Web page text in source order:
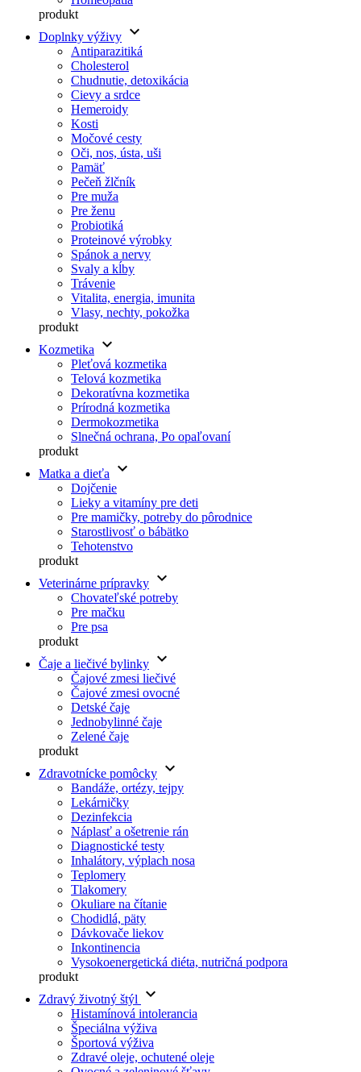
produkt
Doplnky výživy keyboard_arrow_down
Antiparazitiká
Cholesterol
Chudnutie, detoxikácia
Cievy a srdce
Hemeroidy
Kosti
Močové cesty
Oči, nos, ústa, uši
Pamäť
Pečeň žlčník
Pre muža
Pre ženu
Probiotiká
Proteinové výrobky
Spánok a nervy
Svaly a kĺby
Trávenie
Vitalita, energia, imunita
Vlasy, nechty, pokožka
produkt
Kozmetika
keyboard_arrow_down
Pleťová kozmetika
Telová kozmetika
Dekoratívna kozmetika
Prírodná kozmetika
Dermokozmetika
Slnečná ochrana, Po opaľovaní
produkt
Matka a dieťa
keyboard_arrow_down
Dojčenie
Lieky a vitamíny pre deti
Pre mamičky, potreby do pôrodnice
Starostlivosť o bábätko
Tehotenstvo
produkt
Veterinárne prípravky keyboard_arrow_down
Chovateľské potreby
Pre mačku
Pre psa
produkt
Čaje a liečivé bylinky keyboard_arrow_down
Čajové zmesi liečivé
Čajové zmesi ovocné
Detské čaje
Jednobylinné čaje
Zelené čaje
produkt
Zdravotnícke pomôcky keyboard_arrow_down
Bandáže, ortézy, tejpy
Lekárničky
Dezinfekcia
Náplasť a ošetrenie rán
Diagnostické testy
Inhalátory, výplach nosa
Teplomery
Tlakomery
Okuliare na čítanie
Chodidlá, päty
Dávkovače liekov
Inkontinencia
Vysokoenergetická diéta, nutričná podpora
produkt
Zdravý životný štýl
keyboard_arrow_down
Histamínová intolerancia
Špeciálna výživa
Športová výživa
Zdravé oleje, ochutené oleje